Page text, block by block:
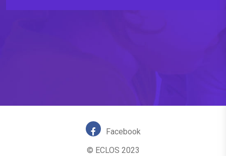
© ECLOS 2023
Facebook